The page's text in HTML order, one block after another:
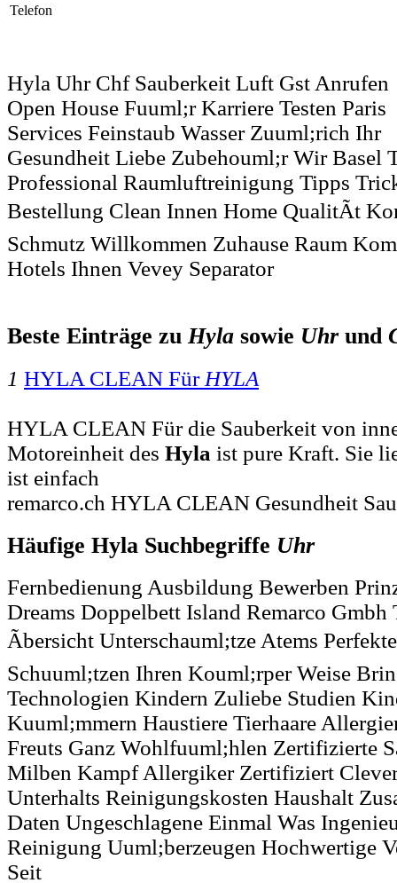
Telefon
Hyla Uhr Chf Sauberkeit Luft Gst Anrufen
Open House Fuuml;r Karriere Testen Paris
Services Feinstaub Wasser Zuuml;rich Ihr
Gesundheit Liebe Zubehouml;r Wir Basel
Professional Raumluftreinigung Tipps
Bestellung Clean Innen Home QualitÃt
Schmutz Willkommen Zuhause Raum
Hotels Ihnen Vevey Separator
Beste Einträge zuHyla sowie Uhrund
1 HYLA CLEAN Für HYLA
HYLA CLEAN Für die Sauberkeit von
Motoreinheit des Hyla ist pure Kraft. Sie
ist einfach
remarco.ch HYLA CLEAN Gesundheit
Häufige Hyla Suchbegriffe Uhr
Fernbedienung Ausbildung Bewerben
Dreams Doppelbett Island Remarco
Ãbersicht Unterschauml;tze Atems
Schuuml;tzen Ihren Kouml;rper Weise
Technologien Kindern Zuliebe Studien
Kuuml;mmern Haustiere Tierhaare
Freuts Ganz Wohlfuuml;hlen Zertifizierte
Milben Kampf Allergiker Zertifiziert Clever
Unterhalts Reinigungskosten Haushalt
Daten Ungeschlagene Einmal Was
Reinigung Uuml;berzeugen Hochwertige
Seit